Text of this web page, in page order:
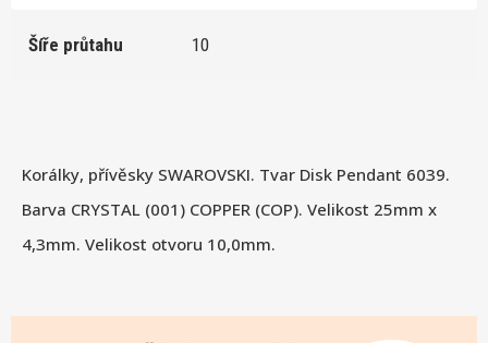
Korálky, přívěsky SWAROVSKI. Tvar Disk Pendant 6039.
Barva CRYSTAL (001) COPPER (COP). Velikost 25mm x
4,3mm. Velikost otvoru 10,0mm.
Šíře průtahu 10